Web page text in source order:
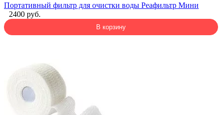
Портативный фильтр для очистки воды Реафильтр Мини
2400 руб.
В корзину